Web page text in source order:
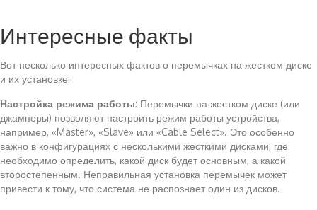
Интересные факты
Вот несколько интересных фактов о перемычках на жестком диске
и их установке:
Настройка режима работы: Перемычки на жестком диске (или
джамперы) позволяют настроить режим работы устройства,
например, «Master», «Slave» или «Cable Select». Это особенно
важно в конфигурациях с несколькими жесткими дисками, где
необходимо определить, какой диск будет основным, а какой
второстепенным. Неправильная установка перемычек может
привести к тому, что система не распознает один из дисков.